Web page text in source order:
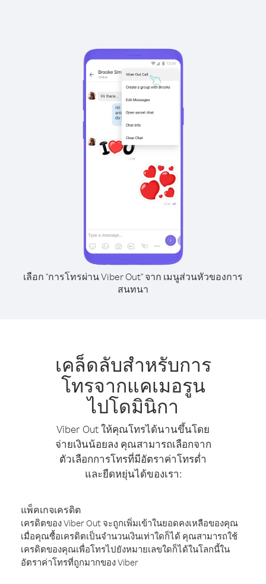
เลือก "การโทรผ่าน Viber Out" จาก เมนูส่วนหัวของการ
สนทนา
เคล็ดลับสำหรับการ
โทรจากแคเมอรูน
ไปโดมินิกา
Viber Out ให้คุณโทรได้นานขึ้นโดย
จ่ายเงินน้อยลง คุณสามารถเลือกจาก
ตัวเลือกการโทรที่มีอัตราค่าโทรต่ำ
และยืดหยุ่นได้ของเรา:
แพ็คเกจเครดิต
เครดิตของ Viber Out จะถูกเพิ่มเข้าในยอดคงเหลือของคุณ
เมื่อคุณซื้อเครดิตเป็นจำนวนเงินเท่าใดก็ได้ คุณสามารถใช้
เครดิตของคุณเพื่อโทรไปยังหมายเลขใดก็ได้ในโลกนี้ใน
อัตราค่าโทรที่ถูกมากของ Viber